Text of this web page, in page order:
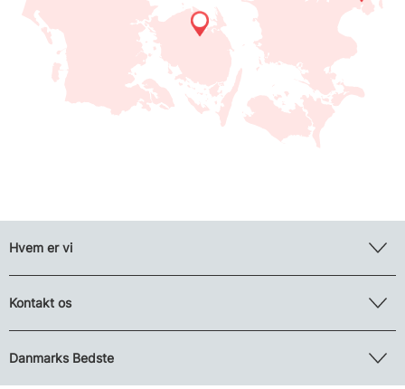
Hvem er vi
Kontakt os
Danmarks Bedste